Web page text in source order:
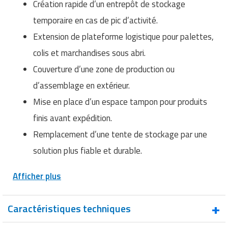
Création rapide d’un entrepôt de stockage
temporaire en cas de pic d’activité.
Extension de plateforme logistique pour palettes,
colis et marchandises sous abri.
Couverture d’une zone de production ou
d’assemblage en extérieur.
Mise en place d’un espace tampon pour produits
finis avant expédition.
Remplacement d’une tente de stockage par une
solution plus fiable et durable.
Afficher plus
Caractéristiques techniques